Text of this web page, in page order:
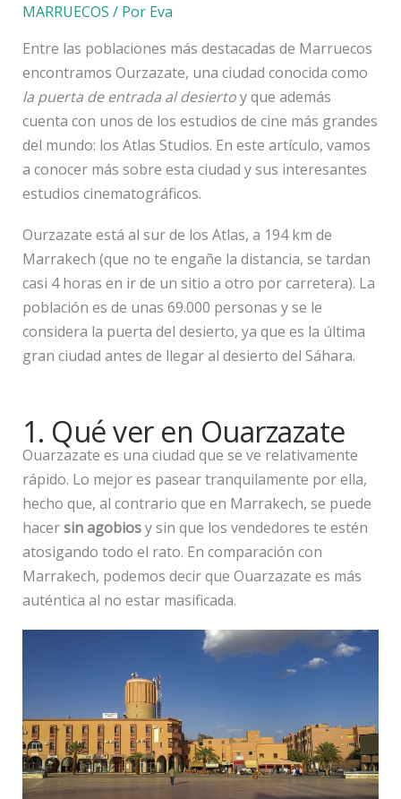
MARRUECOS / Por Eva
Entre las poblaciones más destacadas de Marruecos
encontramos Ourzazate, una ciudad conocida como
la puerta de entrada al desiertoy que además
cuenta con unos de los estudios de cine más grandes
del mundo: los Atlas Studios. En este artículo, vamos
a conocer más sobre esta ciudad y sus interesantes
estudios cinematográficos.
Ourzazate está al sur de los Atlas, a 194 km de
Marrakech (que no te engañe la distancia, se tardan
casi 4 horas en ir de un sitio a otro por carretera). La
población es de unas 69.000 personas y se le
considera la puerta del desierto, ya que es la última
gran ciudad antes de llegar al desierto del Sáhara.
1. Qué ver en Ouarzazate
Ouarzazate es una ciudad que se ve relativamente
rápido. Lo mejor es pasear tranquilamente por ella,
hecho que, al contrario que en Marrakech, se puede
hacersin agobiosy sin que los vendedores te estén
atosigando todo el rato. En comparación con
Marrakech, podemos decir que Ouarzazate es más
auténtica al no estar masificada.